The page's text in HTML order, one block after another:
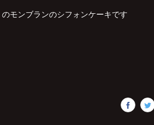
モンブランのシフォンケーキです